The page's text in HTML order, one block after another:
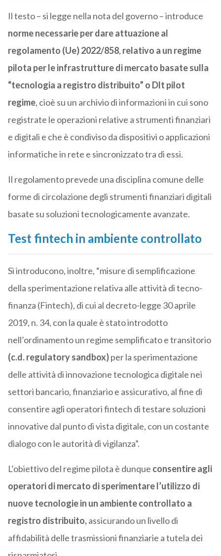
Il testo – si legge nella nota del governo – introduce
norme necessarie per dare attuazione al
regolamento (Ue) 2022/858, relativo a un regime
pilota per le infrastrutture di mercato basate sulla
“tecnologia a registro distribuito” o Dlt pilot
regime, cioè su un archivio di informazioni in cui sono
registrate le operazioni relative a strumenti finanziari
e digitali e che è condiviso da dispositivi o applicazioni
informatiche in rete e sincronizzato tra di essi.
Il regolamento prevede una disciplina comune delle
forme di circolazione degli strumenti finanziari digitali
basate su soluzioni tecnologicamente avanzate.
Test fintech in ambiente controllato
Si introducono, inoltre, “misure di semplificazione
della sperimentazione relativa alle attività di tecno-
finanza (Fintech), di cui al decreto-legge 30 aprile
2019, n. 34, con la quale è stato introdotto
nell’ordinamento un regime semplificato e transitorio
(c.d. regulatory sandbox)per la sperimentazione
delle attività di innovazione tecnologica digitale nei
settori bancario, finanziario e assicurativo, al fine di
consentire agli operatori fintech di testare soluzioni
innovative dal punto di vista digitale, con un costante
dialogo con le autorità di vigilanza”.
L’obiettivo del regime pilota è dunque consentire agli
operatori di mercato di sperimentare l’utilizzo di
nuove tecnologie in un ambiente controllato a
registro distribuito,assicurando un livello di
affidabilità delle trasmissioni finanziarie a tutela dei